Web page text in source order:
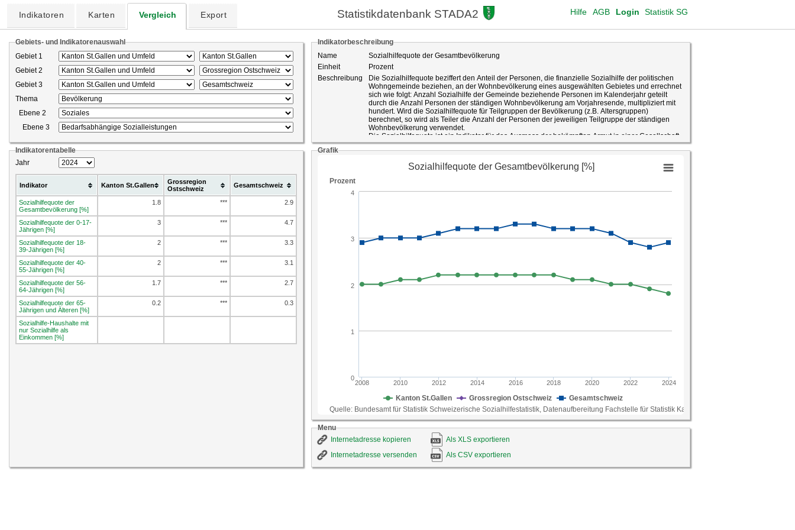
Indikatoren Karten Vergleich Export Statistikdatenbank STADA2 Login Statistik SG
AGB
Hilfe
Gebiets- und Indikatorenauswahl
Gebiet 1
Gebiet 2
Gebiet 3
Thema
Ebene 2
Ebene 3
Indikatorentabelle
Jahr
Indikator Kanton St.Gallen
Grossregion
Ostschweiz
Gesamtschweiz
Sozialhilfequote der
Gesamtbevölkerung [%]
1.8 *** 2.9
Sozialhilfequote der 0-17-
Jährigen [%]
3 *** 4.7
Sozialhilfequote der 18-
39-Jährigen [%]
2 *** 3.3
Sozialhilfequote der 40-
55-Jährigen [%]
2 *** 3.1
Sozialhilfequote der 56-
64-Jährigen [%]
1.7 *** 2.7
Sozialhilfequote der 65-
Jährigen und Älteren [%]
0.2 *** 0.3
Sozialhilfe-Haushalte mit
nur Sozialhilfe als
Einkommen [%]
Indikatorbeschreibung
Name
Sozialhilfequote der Gesamtbevölkerung
Einheit
Prozent
Beschreibung
Die Sozialhilfequote beziffert den Anteil der Personen, die finanzielle Sozialhilfe der politischen
Wohngemeinde beziehen, an der Wohnbevölkerung eines ausgewählten Gebietes und errechnet
sich wie folgt: Anzahl Sozialhilfe der Gemeinde beziehende Personen im Kalenderjahr geteilt
durch die Anzahl Personen der ständigen Wohnbevölkerung am Vorjahresende, multipliziert mit
hundert. Wird die Sozialhilfequote für Teilgruppen der Bevölkerung (z.B. Altersgruppen)
berechnet, so wird als Teiler die Anzahl der Personen der jeweiligen Teilgruppe der ständigen
Wohnbevölkerung verwendet.
Die Sozialhilfequote ist ein Indikator für das Ausmass der bekämpften Armut in einer Gesellschaft.
Als bekämpfte Armut werden Lebensverhältnisse bezeichnet, deren materielle
Ressourcenausstattung sowohl aus Sicht des politischen Gemeinwesens wie der Betroffenen
erklärtermassen unter dem Existenzminimum liegt. Dem gegenüber steht die sogenannte
verdeckte Armut, von welcher jene Menschen betroffen sind, die keinen Sozialhilfeanspruch
beeinflusst durch die Bevölkerungszusammensetzung und deren Ressourcenpotential sowie
Gemeinden die Anonymität zumeist ausgeprägter und daher die Hemmschwelle gegenüber den
Behörden tendenziell kleiner ist als in Dorfgemeinden. Ein weiterer wesentlicher Zusammenhang
besteht zur Ausgestaltung der Sozialleistungen, die der kommunalen Sozialhilfe vorgelagert sind
und diese entlasten können (beispielsweise ausserordentliche kantonale Ergänzungsleistungen).
Kanton in Umfang und Ausgestaltung verschieden sein können.
ID-Nummer
504
Grafik
Menu
Internetadresse kopieren
Als XLS exportieren
Internetadresse versenden
Als CSV exportieren